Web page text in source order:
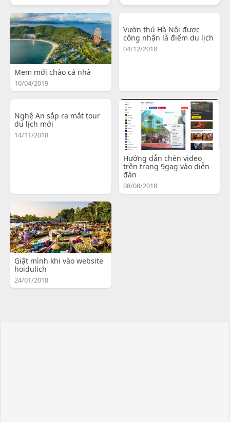
Mem mới chào cả nhà
10/04/2019
Vườn thú Hà Nội được
công nhận là điểm du lịch
04/12/2018
Nghệ An sắp ra mắt tour
du lịch mới
14/11/2018
Hướng dẫn chèn video
trên trang 9gag vào diễn
đàn
08/08/2018
Giật mình khi vào website
hoidulich
24/01/2018